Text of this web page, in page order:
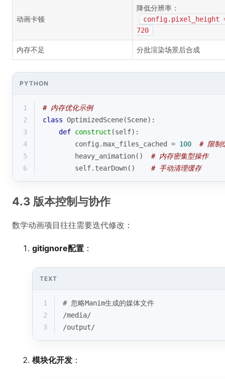
动画卡顿
降低分辨率：
config.pixel_height
720
内存不足 分批渲染场景后合成
PYTHON
1
# 内存优化示例
2
class OptimizedScene(Scene):
3
def construct (self):
4
        config.max_files_cached =
100
# 限制
5
        heavy_animation()
# 内存密集型操作
6
        self.tearDown()
# 手动清理缓存
4.3 版本控制与协作
数学动画项目往往需要迭代修改：
gitignore配置 ：
TEXT
1
# 忽略Manim生成的媒体文件
2
/media/
3
/output/
模块化开发 ：